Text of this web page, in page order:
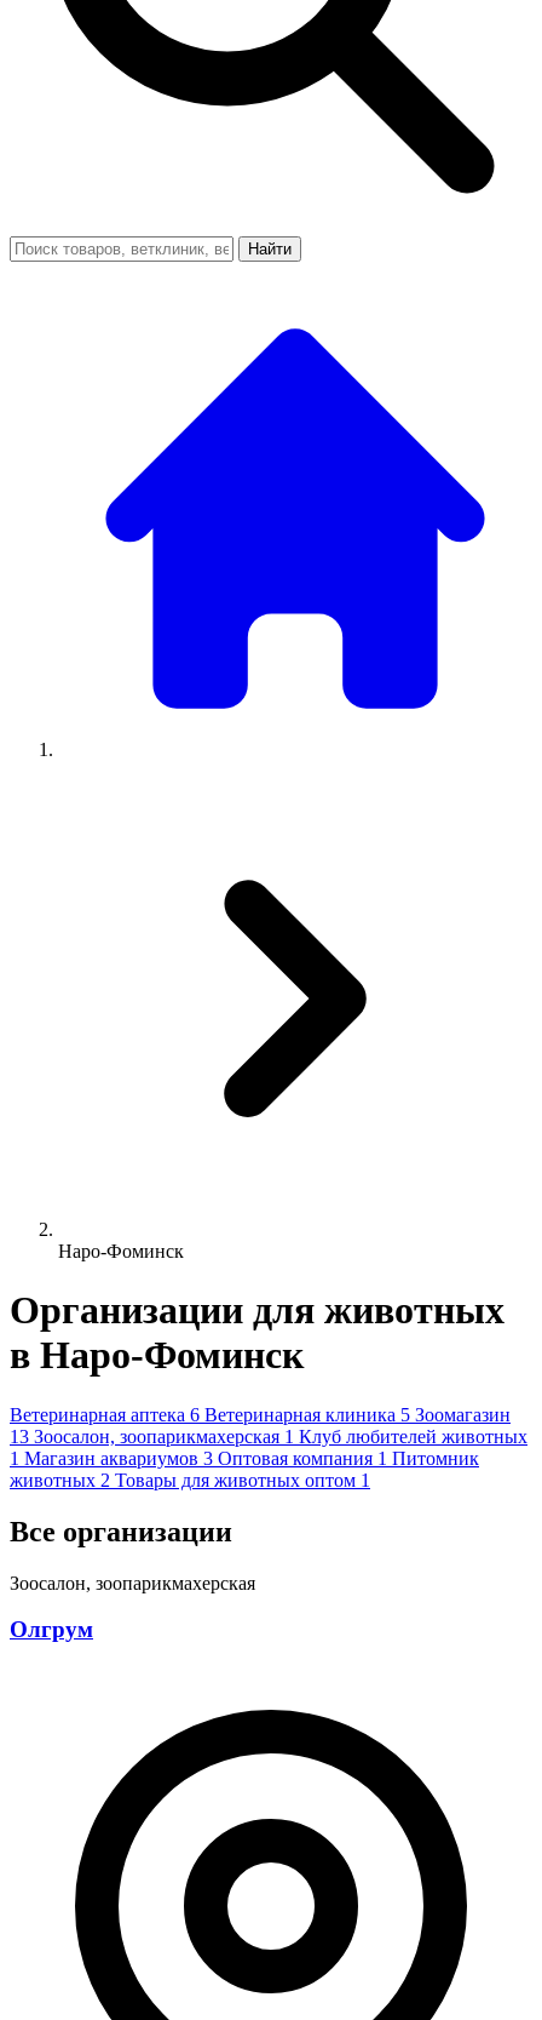
Найти
Наро-Фоминск
Организации для животных
в Наро-Фоминск
Ветеринарная аптека 6 Ветеринарная клиника 5 Зоомагазин
13 Зоосалон, зоопарикмахерская 1 Клуб любителей животных
1 Магазин аквариумов 3 Оптовая компания 1 Питомник
животных 2 Товары для животных оптом 1
Все организации
Зоосалон, зоопарикмахерская
Олгрум